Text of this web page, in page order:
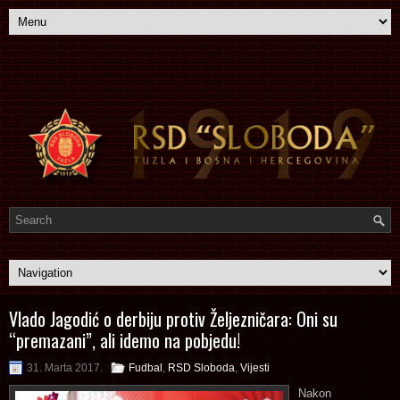
Vlado Jagodić o derbiju protiv Željezničara: Oni su
“premazani”, ali idemo na pobjedu!
31. Marta 2017. Fudbal RSD Sloboda Vijesti
Nakon